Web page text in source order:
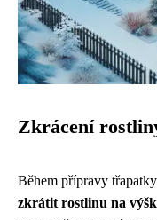
Zkrácení
Během přípravy
zkrátit rostlinu na